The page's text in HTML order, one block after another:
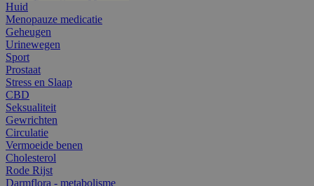
Huid
Menopauze medicatie
Geheugen
Urinewegen
Sport
Prostaat
Stress en Slaap
CBD
Seksualiteit
Gewrichten
Circulatie
Vermoeide benen
Cholesterol
Rode Rijst
Darmflora - metabolisme